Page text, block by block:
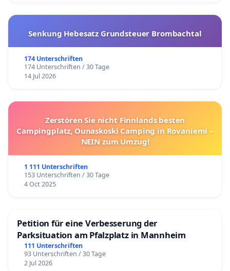
Senkung Hebesatz Grundsteuer Brombachtal
174 Unterschriften
174 Unterschriften / 30 Tage
14 Jul 2026
Zerstören Sie nicht Finnlands besten
Campingplatz, Ounaskoski Camping in Rovaniemi –
NEIN zum Umzug!
1 111 Unterschriften
153 Unterschriften / 30 Tage
4 Oct 2025
Petition für eine Verbesserung der
Parksituation am Pfalzplatz in Mannheim
111 Unterschriften
93 Unterschriften / 30 Tage
2 Jul 2026